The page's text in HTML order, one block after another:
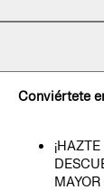
Conviértete